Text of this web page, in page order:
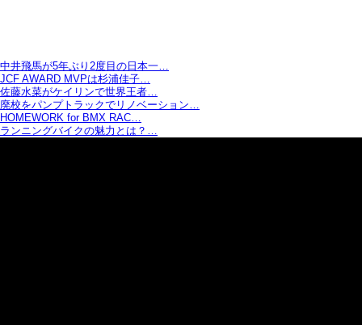
中井飛馬が5年ぶり2度目の日本一…
JCF AWARD MVPは杉浦佳子…
佐藤水菜がケイリンで世界王者…
廃校をパンプトラックでリノベーション…
HOMEWORK for BMX RAC…
ランニングバイクの魅力とは？…